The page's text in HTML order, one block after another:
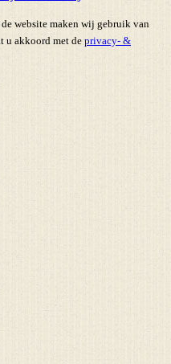
website maken wij gebruik van
u akkoord met de privacy- &